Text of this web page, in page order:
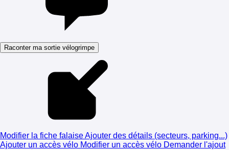
Raconter ma sortie vélogrimpe
Modifier la fiche falaiseAjouter des détails (secteurs, parking...)
Ajouter un accès vélo Modifier un accès vélo Demander l'ajout